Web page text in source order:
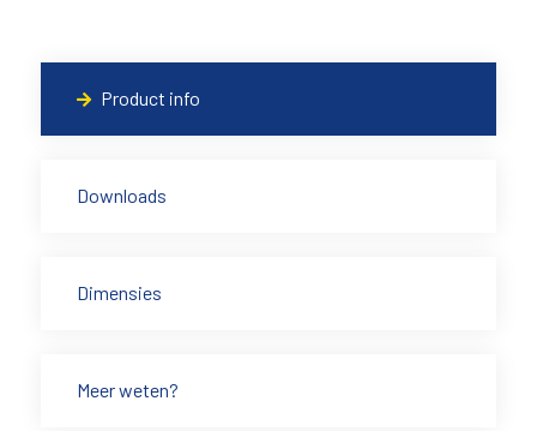
Product info
Downloads
Dimensies
Meer weten?